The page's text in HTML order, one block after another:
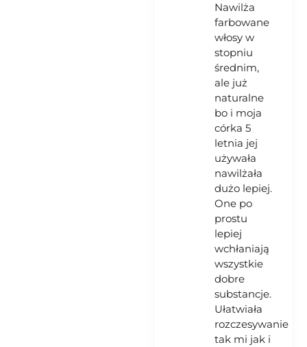
Nawilża
farbowane
włosy w
stopniu
średnim,
ale już
naturalne
bo i moja
córka 5
letnia jej
używała
nawilżała
dużo lepiej.
One po
prostu
lepiej
wchłaniają
wszystkie
dobre
substancje.
Ułatwiała
rozczesywanie
tak mi jak i